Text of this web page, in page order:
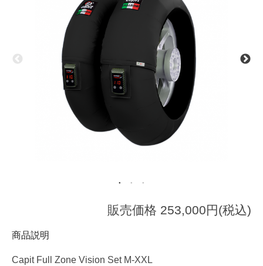
販売価格 253,000円(税込)
商品説明
Capit Full Zone Vision Set M-XXL